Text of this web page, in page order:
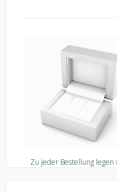
Zu jeder Bestellung